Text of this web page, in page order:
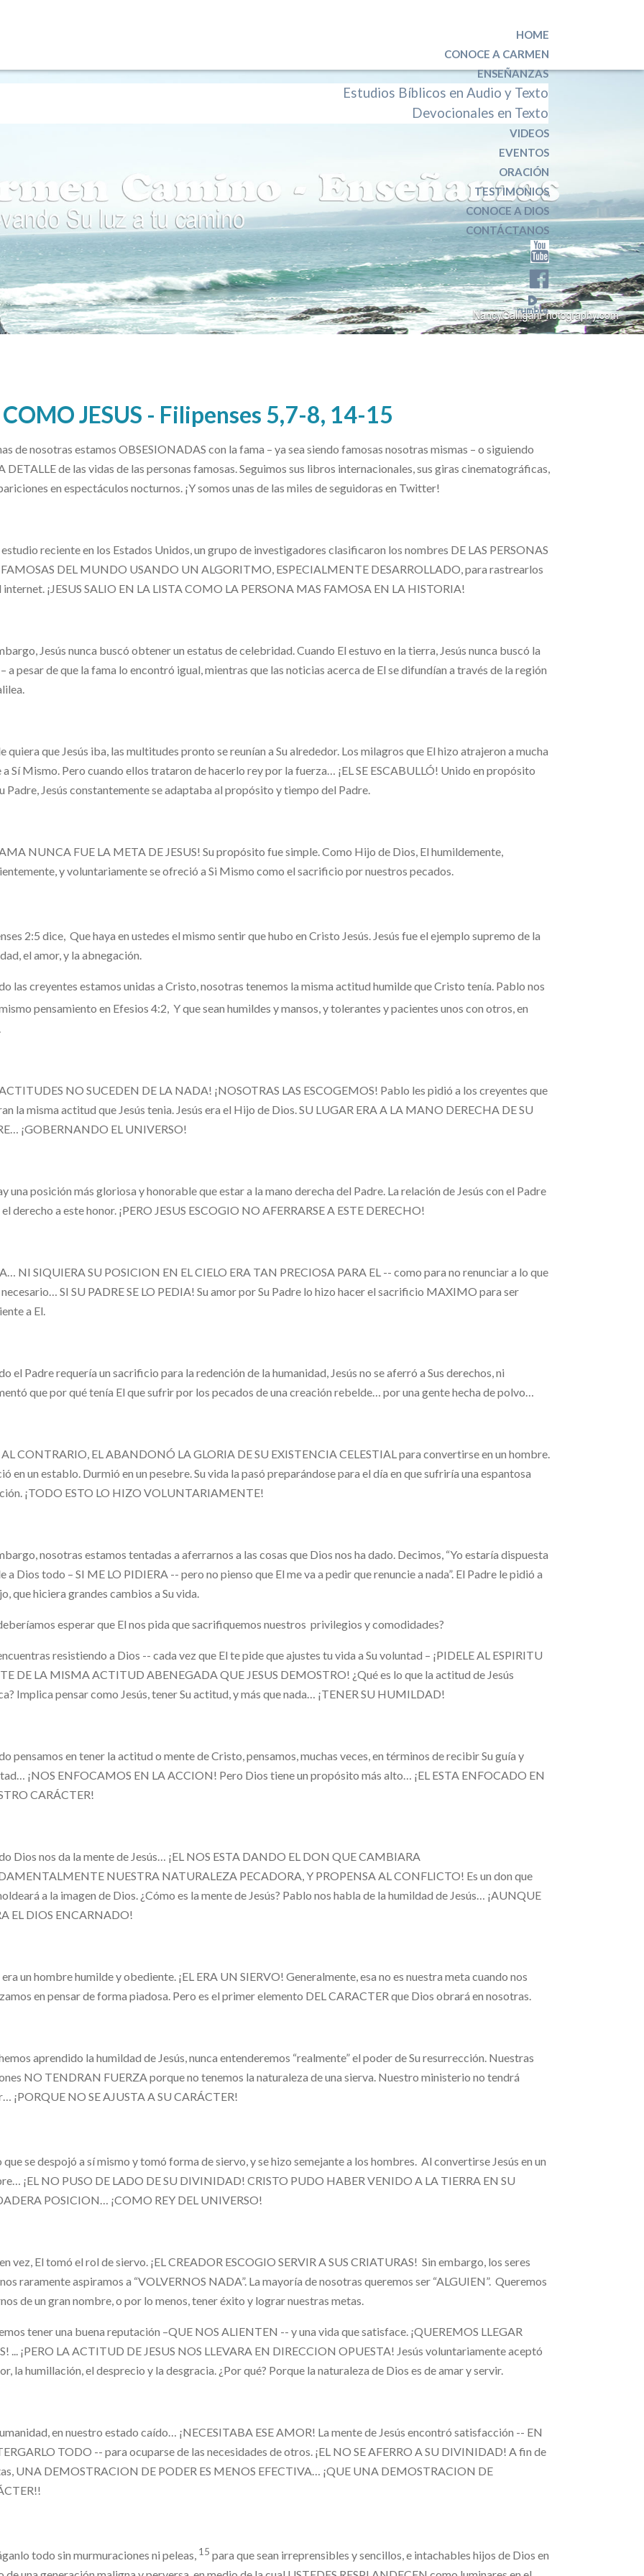
HOME
CONOCE A CARMEN
ENSEÑANZAS
Estudios Bíblicos en Audio y Texto
Devocionales en Texto
VIDEOS
EVENTOS
ORACIÓN
TESTIMONIOS
CONOCE A DIOS
CONTÁCTANOS
COMO JESUS - Filipenses 5,7-8, 14-15
de nosotras estamos OBSESIONADAS con la fama – ya sea siendo famosas nosotras mismas – o siguiendo
DETALLE de las vidas de las personas famosas. Seguimos sus libros internacionales, sus giras cinematográficas,
en espectáculos nocturnos. ¡Y somos unas de las miles de seguidoras en Twitter!
estudio reciente en los Estados Unidos, un grupo de investigadores clasificaron los nombres DE LAS PERSONAS
DEL MUNDO USANDO UN ALGORITMO, ESPECIALMENTE DESARROLLADO, para rastrearlos
internet. ¡JESUS SALIO EN LA LISTA COMO LA PERSONA MAS FAMOSA EN LA HISTORIA!
Jesús nunca buscó obtener un estatus de celebridad. Cuando El estuvo en la tierra, Jesús nunca buscó la
a pesar de que la fama lo encontró igual, mientras que las noticias acerca de El se difundían a través de la región
quiera que Jesús iba, las multitudes pronto se reunían a Su alrededor. Los milagros que El hizo atrajeron a mucha
a Sí Mismo. Pero cuando ellos trataron de hacerlo rey por la fuerza… ¡EL SE ESCABULLÓ! Unido en propósito
Padre, Jesús constantemente se adaptaba al propósito y tiempo del Padre.
NUNCA FUE LA META DE JESUS! Su propósito fue simple. Como Hijo de Dios, El humildemente,
y voluntariamente se ofreció a Si Mismo como el sacrificio por nuestros pecados.
2:5 dice, Que haya en ustedes el mismo sentir que hubo en Cristo Jesús. Jesús fue el ejemplo supremo de la
el amor, y la abnegación.
las creyentes estamos unidas a Cristo, nosotras tenemos la misma actitud humilde que Cristo tenía. Pablo nos
pensamiento en Efesios 4:2, Y que sean humildes y mansos, y tolerantes y pacientes unos con otros, en
ACTITUDES NO SUCEDEN DE LA NADA! ¡NOSOTRAS LAS ESCOGEMOS! Pablo les pidió a los creyentes que
la misma actitud que Jesús tenia. Jesús era el Hijo de Dios. SU LUGAR ERA A LA MANO DERECHA DE SU
¡GOBERNANDO EL UNIVERSO!
una posición más gloriosa y honorable que estar a la mano derecha del Padre. La relación de Jesús con el Padre
derecho a este honor. ¡PERO JESUS ESCOGIO NO AFERRARSE A ESTE DERECHO!
NI SIQUIERA SU POSICION EN EL CIELO ERA TAN PRECIOSA PARA EL -- como para no renunciar a lo que
SI SU PADRE SE LO PEDIA! Su amor por Su Padre lo hizo hacer el sacrificio MAXIMO para ser
a El.
el Padre requería un sacrificio para la redención de la humanidad, Jesús no se aferró a Sus derechos, ni
que por qué tenía El que sufrir por los pecados de una creación rebelde… por una gente hecha de polvo…
CONTRARIO, EL ABANDONÓ LA GLORIA DE SU EXISTENCIA CELESTIAL para convertirse en un hombre.
en un establo. Durmió en un pesebre. Su vida la pasó preparándose para el día en que sufriría una espantosa
¡TODO ESTO LO HIZO VOLUNTARIAMENTE!
nosotras estamos tentadas a aferrarnos a las cosas que Dios nos ha dado. Decimos, “Yo estaría dispuesta
a Dios todo – SI ME LO PIDIERA -- pero no pienso que El me va a pedir que renuncie a nada”. El Padre le pidió a
que hiciera grandes cambios a Su vida.
esperar que El nos pida que sacrifiquemos nuestros privilegios y comodidades?
resistiendo a Dios -- cada vez que El te pide que ajustes tu vida a Su voluntad – ¡PIDELE AL ESPIRITU
DE LA MISMA ACTITUD ABENEGADA QUE JESUS DEMOSTRO! ¿Qué es lo que la actitud de Jesús
Implica pensar como Jesús, tener Su actitud, y más que nada… ¡TENER SU HUMILDAD!
pensamos en tener la actitud o mente de Cristo, pensamos, muchas veces, en términos de recibir Su guía y
¡NOS ENFOCAMOS EN LA ACCION! Pero Dios tiene un propósito más alto… ¡EL ESTA ENFOCADO EN
CARÁCTER!
Dios nos da la mente de Jesús… ¡EL NOS ESTA DANDO EL DON QUE CAMBIARA
NUESTRA NATURALEZA PECADORA, Y PROPENSA AL CONFLICTO! Es un don que
a la imagen de Dios. ¿Cómo es la mente de Jesús? Pablo nos habla de la humildad de Jesús… ¡AUNQUE
EL DIOS ENCARNADO!
era un hombre humilde y obediente. ¡EL ERA UN SIERVO! Generalmente, esa no es nuestra meta cuando nos
en pensar de forma piadosa. Pero es el primer elemento DEL CARACTER que Dios obrará en nosotras.
aprendido la humildad de Jesús, nunca entenderemos “realmente” el poder de Su resurrección. Nuestras
NO TENDRAN FUERZA porque no tenemos la naturaleza de una sierva. Nuestro ministerio no tendrá
¡PORQUE NO SE AJUSTA A SU CARÁCTER!
que se despojó a sí mismo y tomó forma de siervo, y se hizo semejante a los hombres. Al convertirse Jesús en un
¡EL NO PUSO DE LADO DE SU DIVINIDAD! CRISTO PUDO HABER VENIDO A LA TIERRA EN SU
POSICION… ¡COMO REY DEL UNIVERSO!
vez, El tomó el rol de siervo. ¡EL CREADOR ESCOGIO SERVIR A SUS CRIATURAS! Sin embargo, los seres
raramente aspiramos a “VOLVERNOS NADA”. La mayoría de nosotras queremos ser “ALGUIEN”. Queremos
de un gran nombre, o por lo menos, tener éxito y lograr nuestras metas.
tener una buena reputación –QUE NOS ALIENTEN -- y una vida que satisface. ¡QUEREMOS LLEGAR
... ¡PERO LA ACTITUD DE JESUS NOS LLEVARA EN DIRECCION OPUESTA! Jesús voluntariamente aceptó
la humillación, el desprecio y la desgracia. ¿Por qué? Porque la naturaleza de Dios es de amar y servir.
en nuestro estado caído… ¡NECESITABA ESE AMOR! La mente de Jesús encontró satisfacción -- EN
TODO -- para ocuparse de las necesidades de otros. ¡EL NO SE AFERRO A SU DIVINIDAD! A fin de
UNA DEMOSTRACION DE PODER ES MENOS EFECTIVA… ¡QUE UNA DEMOSTRACION DE
todo sin murmuraciones ni peleas, 15 para que sean irreprensibles y sencillos, e intachables hijos de Dios en